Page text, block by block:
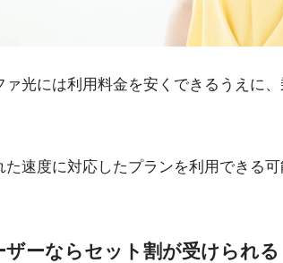
ァ光には利用料金を安くできるうえに
た速度に対応したプランを利用できる可
ザーならセット割が受けられる